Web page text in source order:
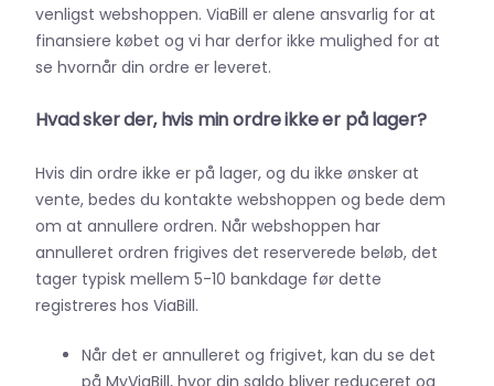
venligst webshoppen. ViaBill er alene ansvarlig for at
finansiere købet og vi har derfor ikke mulighed for at
se hvornår din ordre er leveret.
Hvad sker der, hvis min ordre ikke er på lager?
Hvis din ordre ikke er på lager, og du ikke ønsker at
vente, bedes du kontakte webshoppen og bede dem
om at annullere ordren. Når webshoppen har
annulleret ordren frigives det reserverede beløb, det
tager typisk mellem 5-10 bankdage før dette
registreres hos ViaBill.
Når det er annulleret og frigivet, kan du se det
på MyViaBill, hvor din saldo bliver reduceret og